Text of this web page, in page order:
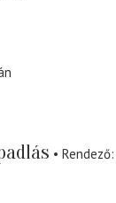
Rendező